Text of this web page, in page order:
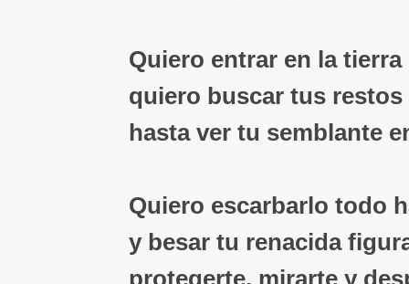
Quiero entrar en la
quiero buscar tus
hasta ver tu semblante
Quiero escarbarlo todo
y besar tu renacida
protegerte, mirarte y